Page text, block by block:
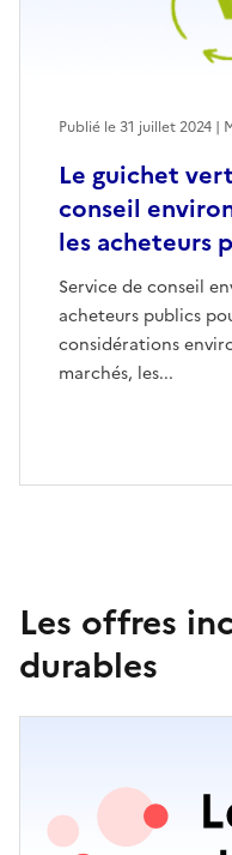
Le guichet
conseil
les acheteurs
Service de conseil
acheteurs publics
considérations
marchés, les...
Publié le 31 juillet 2024 |
Les offres
durables